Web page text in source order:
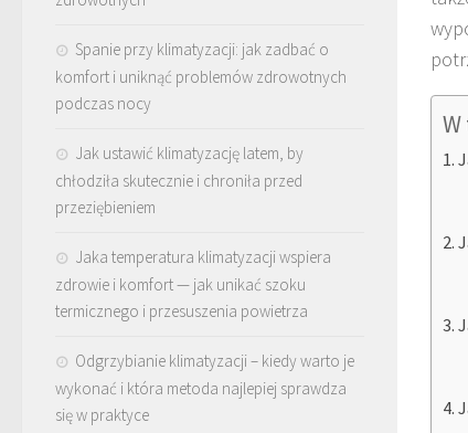
Spanie przy klimatyzacji: jak zadbać o
komfort i uniknąć problemów zdrowotnych
podczas nocy
Jak ustawić klimatyzację latem, by
chłodziła skutecznie i chroniła przed
przeziębieniem
Jaka temperatura klimatyzacji wspiera
zdrowie i komfort — jak unikać szoku
termicznego i przesuszenia powietrza
Odgrzybianie klimatyzacji – kiedy warto je
wykonać i która metoda najlepiej sprawdza
się w praktyce